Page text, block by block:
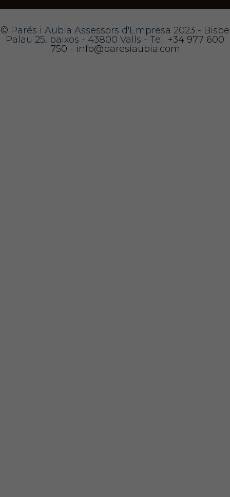
© Parés i Aubia Assessors d'Empresa 2023 - Bisbe
Palau 25, baixos - 43800 Valls - Tel. +34 977 600
750 - info@paresiaubia.com